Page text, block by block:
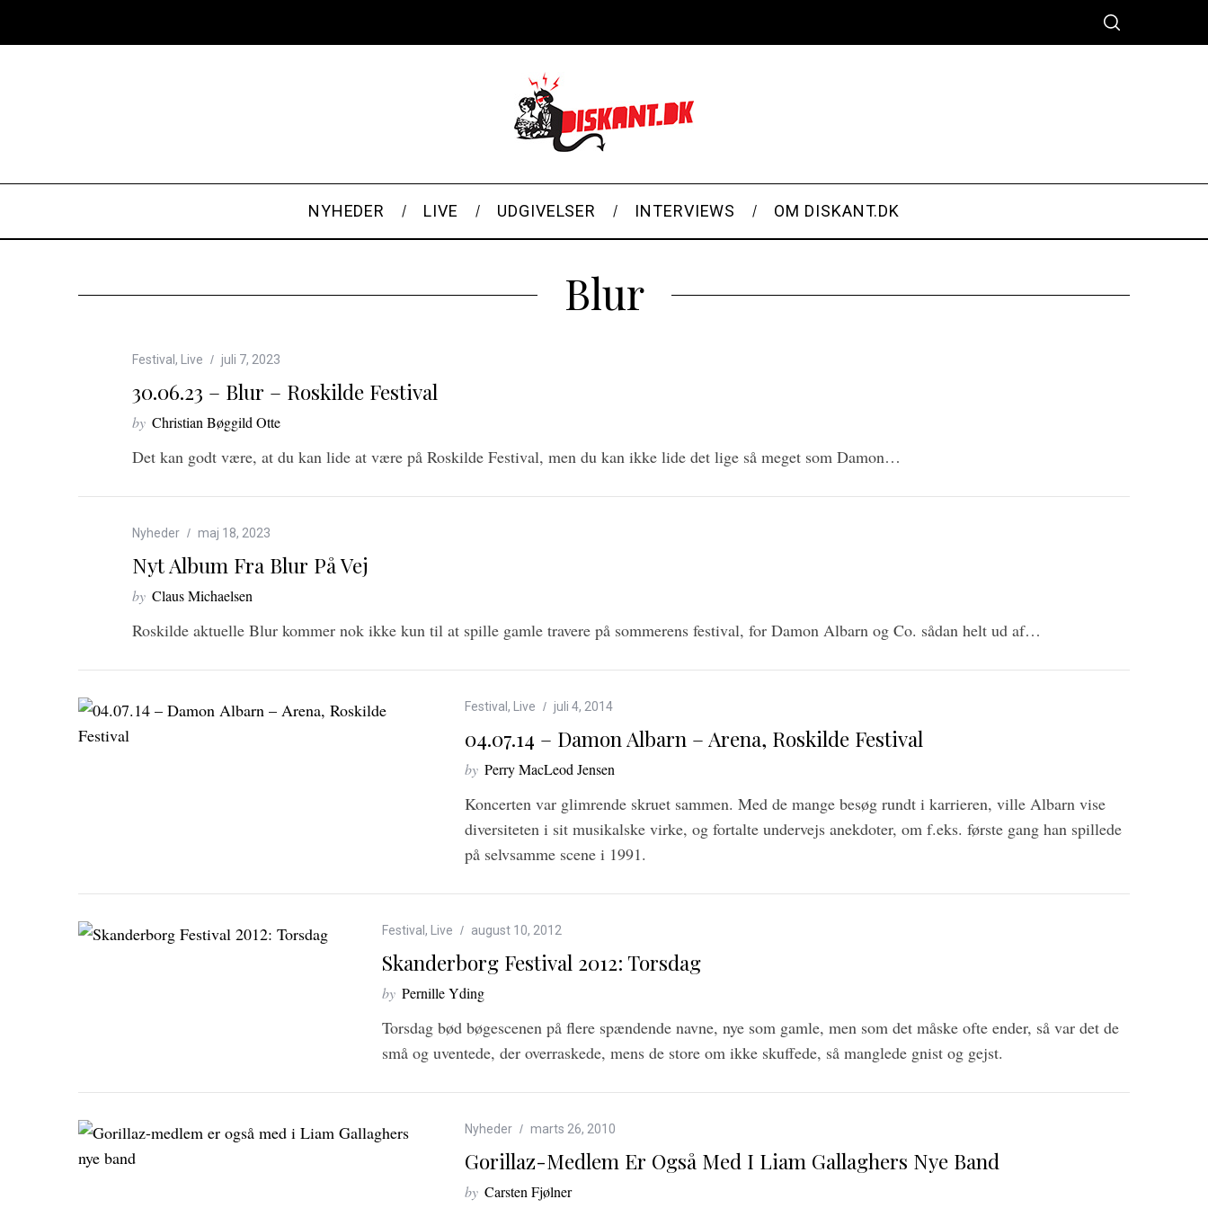
NYHEDER LIVE UDGIVELSER INTERVIEWS OM DISKANT.DK
Blur
Festival , Live juli 7, 2023
30.06.23 – Blur – Roskilde Festival
by Christian Bøggild Otte
Det kan godt være, at du kan lide at være på Roskilde Festival, men du kan ikke lide det lige så meget som Damon…
Nyheder maj 18, 2023
Nyt Album Fra Blur På Vej
by Claus Michaelsen
Roskilde aktuelle Blur kommer nok ikke kun til at spille gamle travere på sommerens festival, for Damon Albarn og Co. sådan helt ud af…
Festival , Live juli 4, 2014
04.07.14 – Damon Albarn – Arena, Roskilde Festival
by Perry MacLeod Jensen
Koncerten var glimrende skruet sammen. Med de mange besøg rundt i karrieren, ville Albarn vise
diversiteten i sit musikalske virke, og fortalte undervejs anekdoter, om f.eks. første gang han spillede
på selvsamme scene i 1991.
Festival , Live august 10, 2012
Skanderborg Festival 2012: Torsdag
by Pernille Yding
Torsdag bød bøgescenen på flere spændende navne, nye som gamle, men som det måske ofte ender, så var det de
små og uventede, der overraskede, mens de store om ikke skuffede, så manglede gnist og gejst.
Nyheder marts 26, 2010
Gorillaz-Medlem Er Også Med I Liam Gallaghers Nye Band
by Carsten Fjølner
S
a
c
f